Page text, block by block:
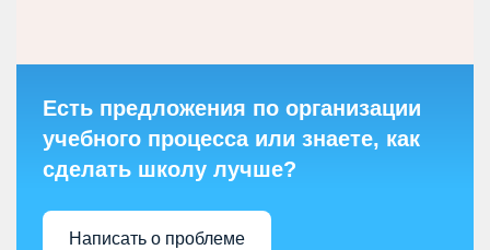
Есть предложения по организации
учебного процесса или знаете, как
сделать школу лучше?
Написать о проблеме